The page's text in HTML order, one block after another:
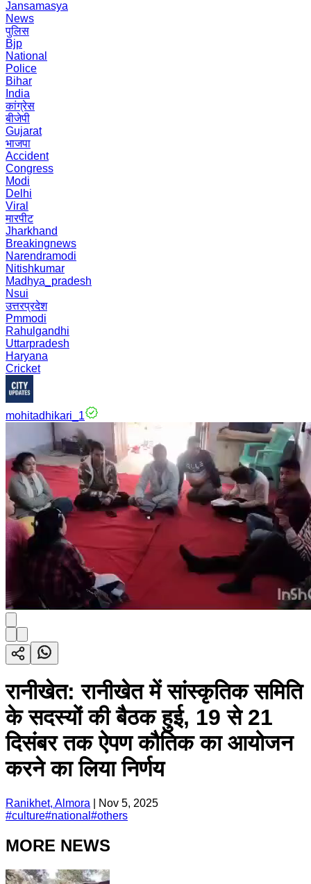
Jansamasya
News
पुलिस
Bjp
National
Police
Bihar
India
कांग्रेस
बीजेपी
Gujarat
भाजपा
Accident
Congress
Modi
Delhi
Viral
मारपीट
Jharkhand
Breakingnews
Narendramodi
Nitishkumar
Madhya_pradesh
Nsui
उत्तरप्रदेश
Pmmodi
Rahulgandhi
Uttarpradesh
Haryana
Cricket
mohitadhikari_1
रानीखेत: रानीखेत में सांस्कृतिक समिति
के सदस्यों की बैठक हुई, 19 से 21
दिसंबर तक ऐपण कौतिक का आयोजन
करने का लिया निर्णय
Ranikhet, Almora
Nov 5, 2025
#culture#national #others
MORE NEWS